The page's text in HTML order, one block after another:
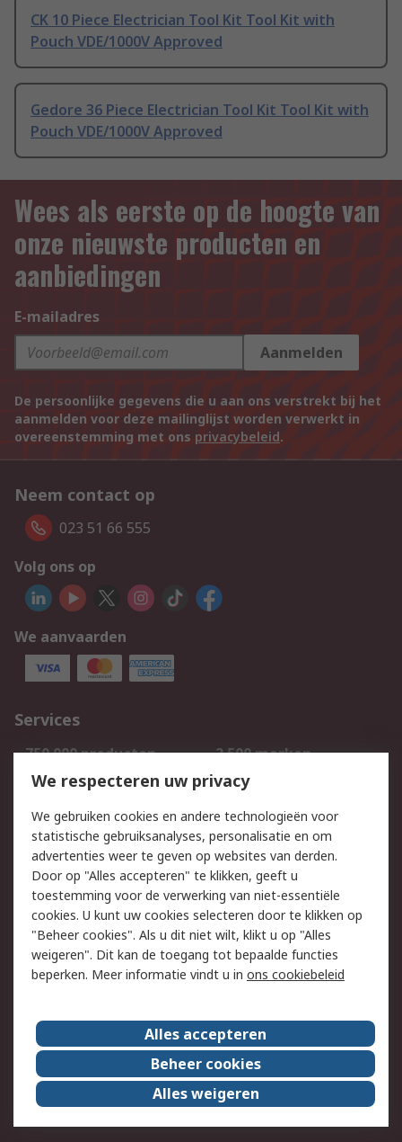
CK 10 Piece Electrician Tool Kit Tool Kit with
Pouch VDE/1000V Approved
Gedore 36 Piece Electrician Tool Kit Tool Kit with
Pouch VDE/1000V Approved
Wees als eerste op de hoogte van
onze nieuwste producten en
aanbiedingen
E-mailadres
Aanmelden
De persoonlijke gegevens die u aan ons verstrekt bij het
aanmelden voor deze mailinglijst worden verwerkt in
overeenstemming met ons privacybeleid.
Neem contact op
023 51 66 555
Volg ons op
We aanvaarden
Services
750.000 producten
2.500 merken
Bestellen
Inkoopoplossingen
Track & Trace
Wettelijk
Cookiebeleid
Email veiligheid
Privacybeleid
Websitevoorwaarden
Algemene
verkoopvoorwaarden
Over RS
RS Group
Over ons
RS wereldwijd
Werken bij RS
ESG
We respecteren uw privacy
We gebruiken cookies en andere technologieën voor
statistische gebruiksanalyses, personalisatie en om
advertenties weer te geven op websites van derden.
Door op "Alles accepteren" te klikken, geeft u
toestemming voor de verwerking van niet-essentiële
cookies. U kunt uw cookies selecteren door te klikken op
"Beheer cookies". Als u dit niet wilt, klikt u op "Alles
weigeren". Dit kan de toegang tot bepaalde functies
beperken. Meer informatie vindt u in ons cookiebeleid
Alles accepteren
Beheer cookies
Alles weigeren